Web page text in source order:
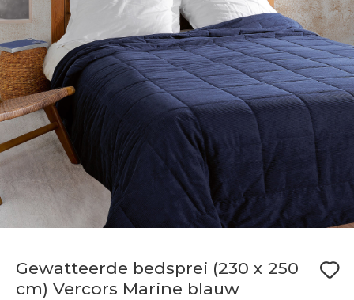
Gewatteerde bedsprei (230 x 250
cm) Vercors Marine blauw